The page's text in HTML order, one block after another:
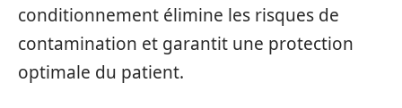
conditionnement élimine les risques de
contamination et garantit une protection
optimale du patient.